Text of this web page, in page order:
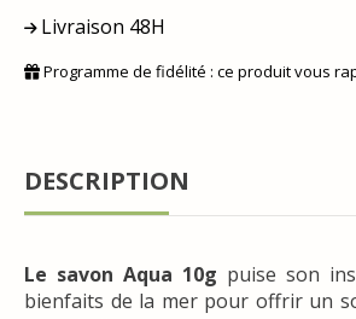
Livraison 48H
Programme de fidélité : ce produit vous
DESCRIPTION
Le savon Aqua 10g puise son
bienfaits de la mer pour offrir un